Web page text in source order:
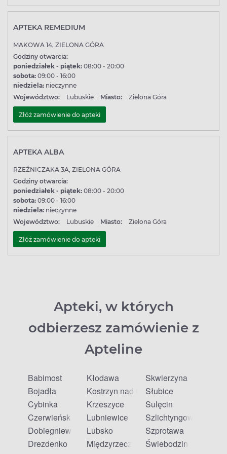
APTEKA REMEDIUM
MAKOWA 14, ZIELONA GÓRA
Godziny otwarcia:
poniedziałek - piątek: 08:00 - 20:00
sobota: 09:00 - 16:00
niedziela: nieczynne
Województwo:
Lubuskie Miasto: Zielona Góra
Złóż zamówienie do apteki
APTEKA ALBA
RZEŹNICZAKA 3A, ZIELONA GÓRA
Godziny otwarcia:
poniedziałek - piątek: 08:00 - 20:00
sobota: 09:00 - 16:00
niedziela: nieczynne
Województwo:
Lubuskie Miasto: Zielona Góra
Złóż zamówienie do apteki
Apteki, w których
odbierzesz zamówienie z
Apteline
Babimost
Bojadła
Cybinka
Czerwieńsk
Dobiegniew
Drezdenko
Kłodawa
Kostrzyn nad Odrą
Krzeszyce
Lubniewice
Lubsko
Międzyrzecz
Skwierzyna
Słubice
Sulęcin
Szlichtyngowa
Szprotawa
Świebodzin